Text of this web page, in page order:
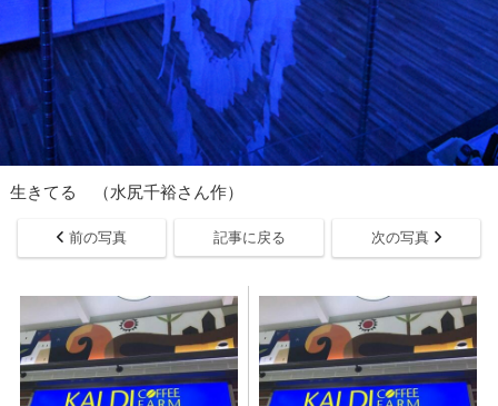
生きてる （水尻千裕さん作）
前の写真 記事に戻る 次の写真